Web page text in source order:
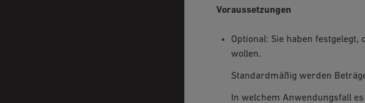
Voraussetzungen
Optional: Sie haben
wollen.
Standardmäßig werden
In welchem Anwendungsfall